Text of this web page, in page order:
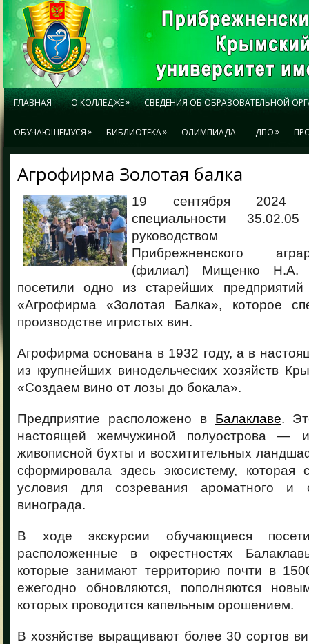
ГЛАВНАЯ О КОЛЛЕДЖЕ» СВЕДЕНИЯ ОБ ОБРАЗОВАТЕЛЬНОЙ
ОБУЧАЮЩЕМУСЯ» БИБЛИОТЕКА» ОЛИМПИАДА ДПО»
Агрофирма Золотая балка
19 сентября 2024
специальности
руководством
Прибрежненского
(филиал) Мищенко
посетили одно из старейших
«Агрофирма «Золотая Балка», которое
производстве игристых вин.
Агрофирма основана в 1932 году, а в
из крупнейших винодельческих хозяйств
«Создаем вино от лозы до бокала».
Предприятие расположено в Балаклаве.
настоящей жемчужиной полуострова —
живописной бухты и восхитительных
сформировала здесь экосистему, которая
условия для созревания ароматного и
винограда.
В ходе экскурсии обучающиеся
расположенные в окрестностях
которые занимают территорию почти в
ежегодно обновляются, пополняются
которых проводится капельным орошением.
В хозяйстве выращивают более 30 сортов